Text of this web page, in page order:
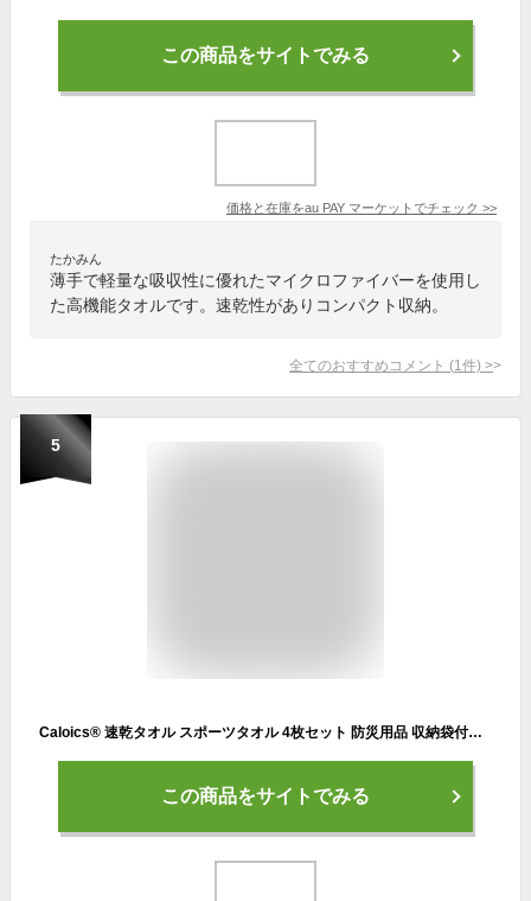
この商品をサイトでみる
価格と在庫をau PAY マーケット でチェック >>
たかみん
薄手で軽量な吸収性に優れたマイクロファイバーを使用し
た高機能タオルです。速乾性がありコンパクト収納。
全てのおすすめコメント (1 件) >
5
Caloics® 速乾タオル スポーツタオル 4枚セット 防災用品 収納袋付き マイクロファイバー バスタオル ビーチタオル 旅行タオル 色褪せない 防臭 超速乾 超吸水 超やわらか コンパクト 旅行・お風呂・スポーツに最適 7色展開 (エメラルドブルー 四枚【2枚 34×34cm】+【40×90cm】+【76×152cm】)
この商品をサイトでみる